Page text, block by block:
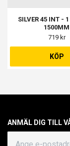
SILVER 45 INT -
1500MM
719 kr
KÖP
ANMÄL DIG TILL